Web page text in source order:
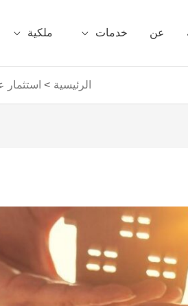
عن خدمات ملكية
الرئيسية استثمار